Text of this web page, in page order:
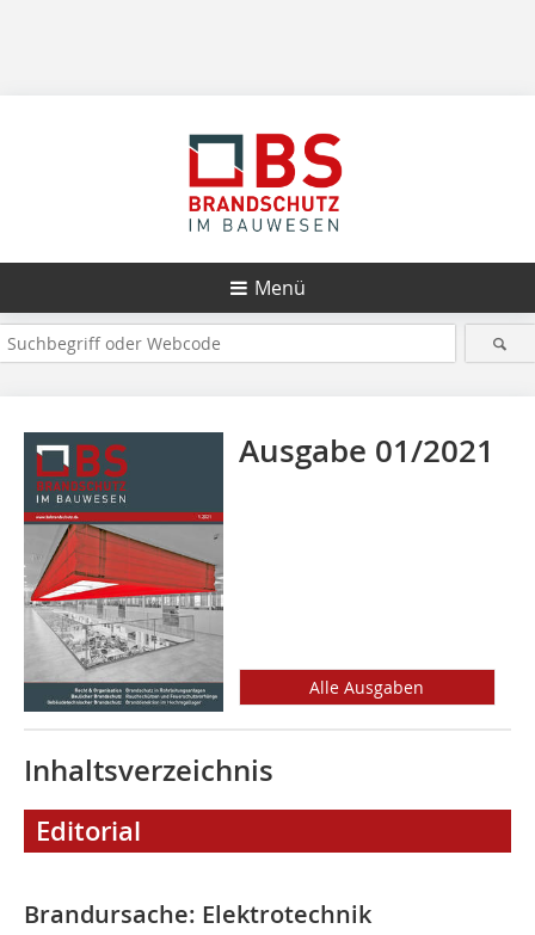
Menü
Ausgabe 01/2021
Alle Ausgaben
Inhaltsverzeichnis
Editorial
Brandursache: Elektrotechnik